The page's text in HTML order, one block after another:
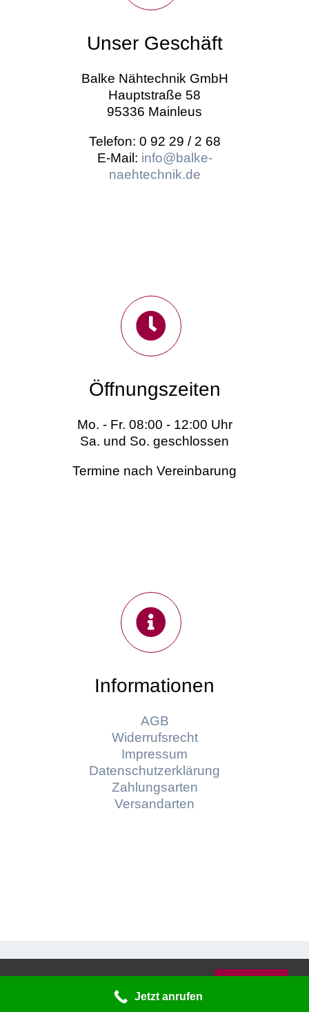
Unser Geschäft
Balke Nähtechnik GmbH
Hauptstraße 58
95336 Mainleus
Telefon: 0 92 29 / 2 68
E-Mail: info@balke-
naehtechnik.de
Öffnungszeiten
Mo. - Fr. 08:00 - 12:00 Uhr
Sa. und So. geschlossen
Termine nach Vereinbarung
Informationen
AGB
Widerrufsrecht
Impressum
Datenschutzerklärung
Zahlungsarten
Versandarten
2026 | Konzept und Webdesign by
Jetzt anrufen